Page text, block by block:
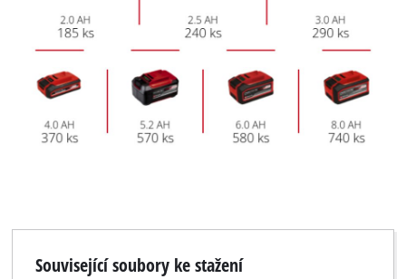
Související soubory ke stažení